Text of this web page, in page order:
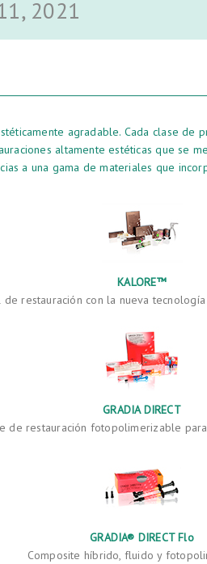
2021
agradable. Cada clase de
altamente estéticas que se
a una gama de materiales que
KALORE™
de restauración con la nueva
GRADIA DIRECT
de restauración fotopolimerizable
GRADIA® DIRECT Flo
Composite híbrido, fluido y